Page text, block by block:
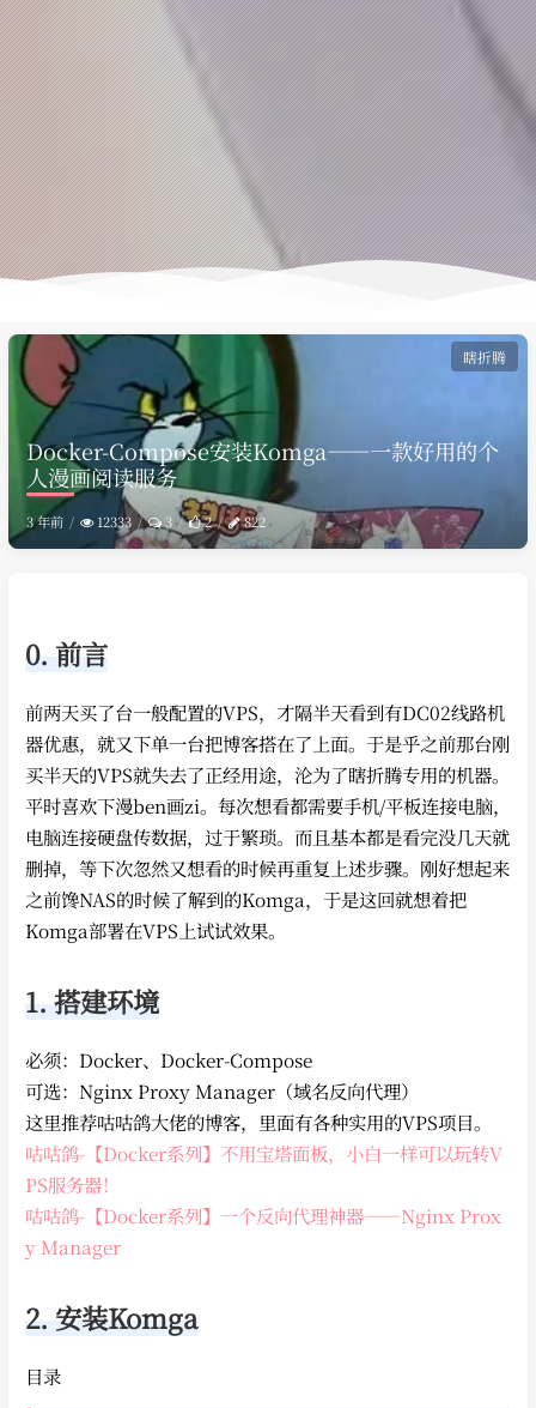
瞎折腾
Docker-Compose安装Komga——一款好用的个
人漫画阅读服务
3 年前 12333 3 2 822
0. 前言
前两天买了台一般配置的VPS，才隔半天看到有DC02线路机
器优惠，就又下单一台把博客搭在了上面。于是乎之前那台刚
买半天的VPS就失去了正经用途，沦为了瞎折腾专用的机器。
平时喜欢下漫ben画zi。每次想看都需要手机/平板连接电脑，
电脑连接硬盘传数据，过于繁琐。而且基本都是看完没几天就
删掉，等下次忽然又想看的时候再重复上述步骤。刚好想起来
之前馋NAS的时候了解到的Komga，于是这回就想着把
Komga部署在VPS上试试效果。
1. 搭建环境
必须：Docker、Docker-Compose
可选：Nginx Proxy Manager（域名反向代理）
这里推荐咕咕鸽大佬的博客，里面有各种实用的VPS项目。
咕咕鸽-【Docker系列】不用宝塔面板，小白一样可以玩转V
PS服务器！
咕咕鸽-【Docker系列】一个反向代理神器——Nginx Prox
y Manager
2. 安装Komga
目录